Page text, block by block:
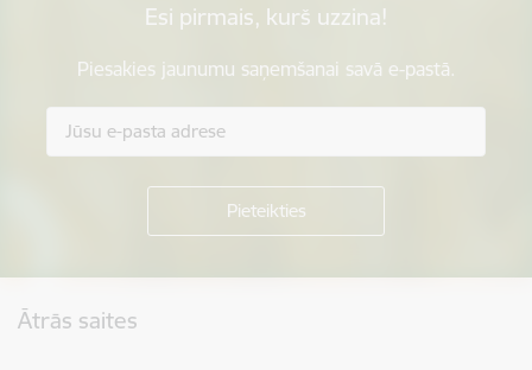
Esi pirmais, kurš uzzina!
Piesakies jaunumu saņemšanai savā e-pastā.
Ātrās saites